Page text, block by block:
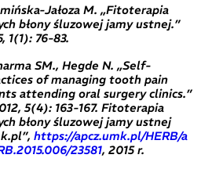
Jałoza M. „Fitoterapia
błony śluzowej jamy ustnej.”
1(1): 76-83.
SM., Hegde N. „Self-
of managing tooth pain
attending oral surgery clinics.”
5(4): 163-167. Fitoterapia
błony śluzowej jamy ustnej
https://apcz.umk.pl/HERB/a
23581, 2015 r.